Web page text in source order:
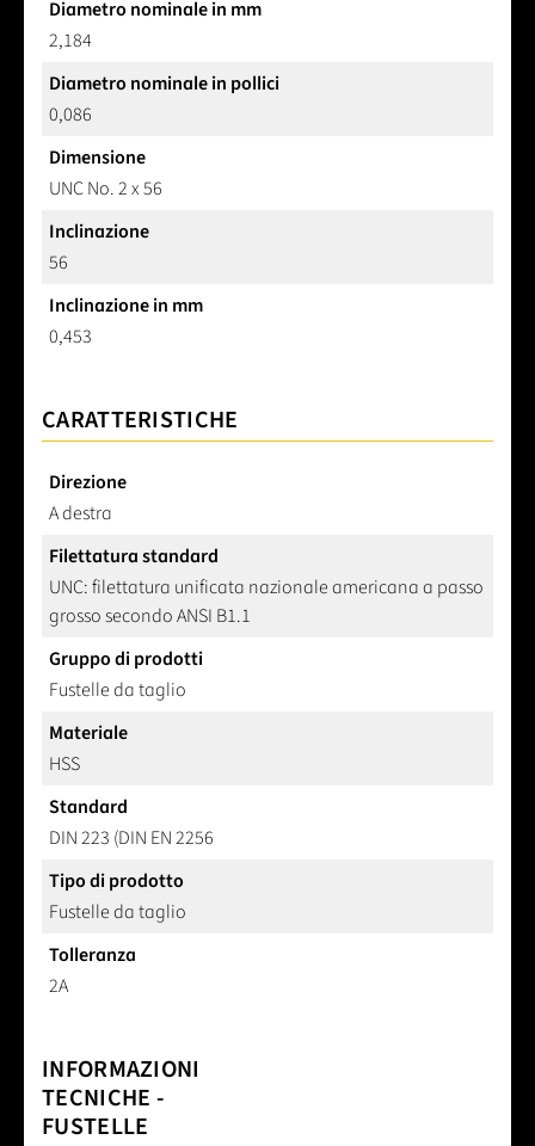
Diametro nominale in mm
2,184
Diametro nominale in pollici
0,086
Dimensione
UNC No. 2 x 56
Inclinazione
56
Inclinazione in mm
0,453
CARATTERISTICHE
Direzione
A destra
Filettatura standard
UNC: filettatura unificata nazionale americana a passo
grosso secondo ANSI B1.1
Gruppo di prodotti
Fustelle da taglio
Materiale
HSS
Standard
DIN 223 (DIN EN 2256
Tipo di prodotto
Fustelle da taglio
Tolleranza
2A
INFORMAZIONI
TECNICHE -
FUSTELLE